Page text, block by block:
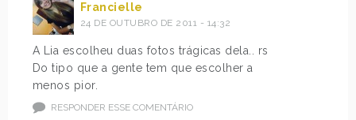
Francielle
24 DE OUTUBRO DE 2011 - 14:32
A Lia escolheu duas fotos trágicas dela.. rs
Do tipo que a gente tem que escolher a
menos pior.
RESPONDER ESSE COMENTÁRIO